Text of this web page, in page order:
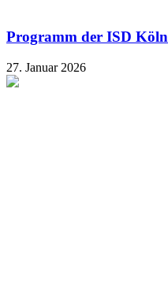
Programm der ISD Köln
27. Januar 2026